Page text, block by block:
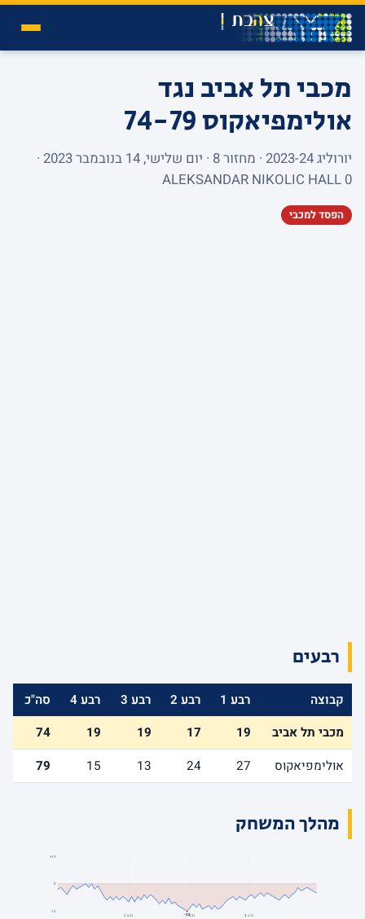
מכבי תל אביב נגד
אולימפיאקוס74-79
יורוליג 2023-24 · מחזור 8 · יום שלישי, 14 בנובמבר 2023 ·
ALEKSANDAR NIKOLIC HALL 0
הפסד למכבי
רבעים
קבוצה רבע 1 רבע 2 רבע 3 רבע 4
סה"כ
מכבי תל אביב
19
17
19
19
74
אולימפיאקוס
27
24
13
15
79
מהלך המשחק
+15
0
-15
-15 רבע 2 רבע 3 רבע 4